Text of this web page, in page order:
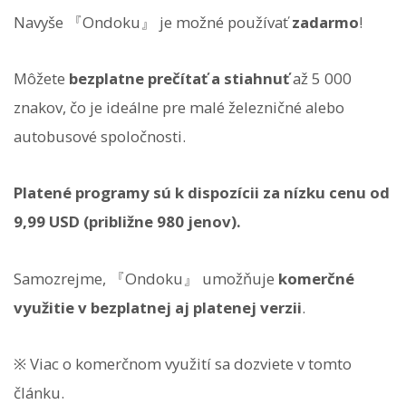
Navyše 『Ondoku』 je možné používaťzadarmo!
Môžete bezplatne prečítať a stiahnuťaž 5 000
znakov, čo je ideálne pre malé železničné alebo
autobusové spoločnosti.
Platené programy sú k dispozícii za nízku cenu od
9,99 USD (približne 980 jenov).
Samozrejme, 『Ondoku』 umožňuje komerčné
využitie v bezplatnej aj platenej verzii.
※ Viac o komerčnom využití sa dozviete v tomto
článku.